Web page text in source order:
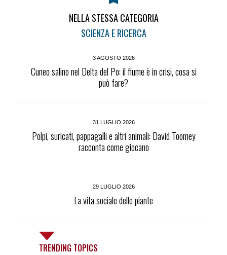
NELLA STESSA CATEGORIA
SCIENZA E RICERCA
3 AGOSTO 2026
Cuneo salino nel Delta del Po: il fiume è in crisi, cosa si
può fare?
31 LUGLIO 2026
Polpi, suricati, pappagalli e altri animali: David Toomey
racconta come giocano
29 LUGLIO 2026
La vita sociale delle piante
TRENDING TOPICS